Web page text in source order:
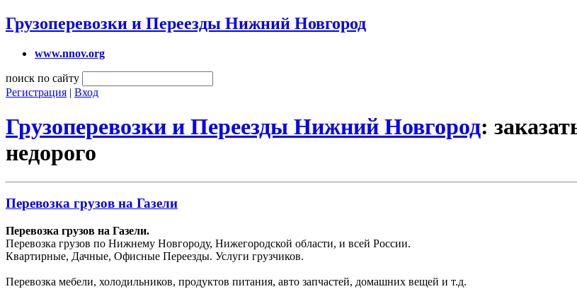
Грузоперевозки и Переезды Нижний Новгород
www.nnov.org
поиск по сайту
Регистрация | Вход
Грузоперевозки и Переезды Нижний Новгород:
недорого
Перевозка грузов на Газели
Перевозка грузов на Газели.
Перевозка грузов по Нижнему Новгороду, Нижегородской области, и всей России.
Квартирные, Дачные, Офисные Переезды. Услуги грузчиков.
Перевозка мебели, холодильников, продуктов питания, авто запчастей, домашних вещей и т.д.